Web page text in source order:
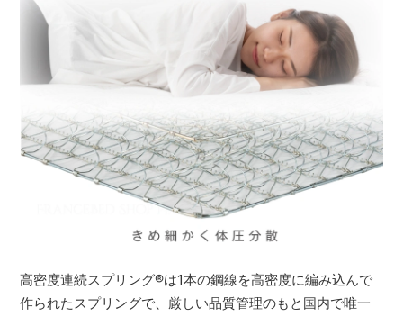
高密度連続スプリング®は1本の鋼線を高密度に編み込んで
作られたスプリングで、厳しい品質管理のもと国内で唯一